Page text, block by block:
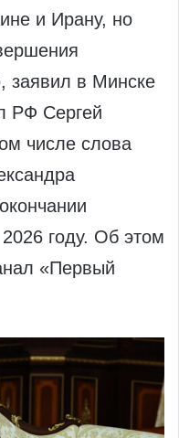
и Ирану, но
заявил в Минске
РФ Сергей
числе слова
году. Об этом
«Первый